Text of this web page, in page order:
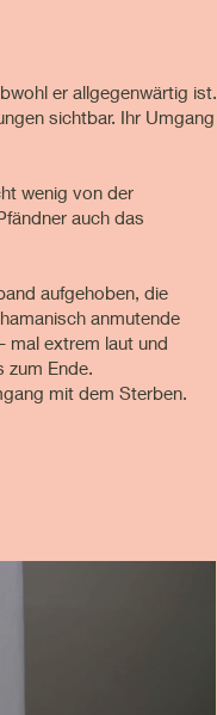
er allgegenwärtig ist.
sichtbar. Ihr Umgang
wenig von der
auch das
aufgehoben, die
an­mu­tende
mal extrem laut und
zum Ende.
mit dem Sterben.